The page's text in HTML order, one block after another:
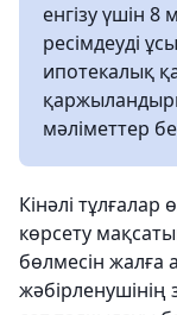
енгізу үшін
ресімдеуді
ипотекалық
мәліметтер
Кінәлі тұлғалар
көрсету
бөлмесін жалға
жәбірленушінің